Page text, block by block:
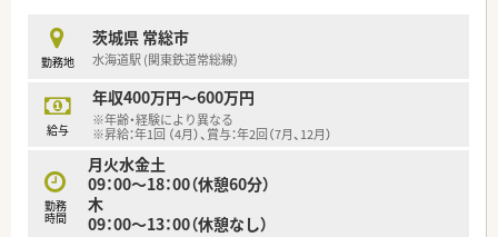
〇「社員第一主義」を掲げている同社では、福利厚生面が手厚く
年間休日120日以上、「連続休暇制度（年に1回、最大9連休を取得
できる制度）」等
プライベートも充実出来る様にワークライフバランスを後押し
してくれる制度が充実しています。
〇社員割引制度、財形貯蓄制度、スポーツジム優待等が受けられ
る他、提携の保養施設は全国に40ヵ所あります。
〇産休・育休・時短勤務者2,097人以上等、どれも業界トップクラ
スの実績!
産休、育休取得はもちろんのこと、育児短時間勤務制度を実施
育児休業より復帰後、1日最大2時間短縮して勤務できる制度で
勤務地
茨城県 常総市
水海道駅 (関東鉄道常総線)
給与
年収400万円～600万円
※年齢・経験により異なる
※昇給：年1回 （4月）、賞与：年2回（7月、12月）
勤務
時間
月火水金土
09：00～18：00（休憩60分）
木
09：00～13：00（休憩なし）